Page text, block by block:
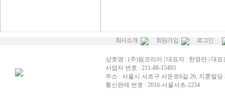
회사소개 회원가입 로그인
상호명 : (주)핌코리아 | 대표자 : 한영만 | 대표
사업자 번호 : 211-88-15493
주소 : 서울시 서초구 서운로6길 26, 지훈빌딩
통신판매 번호 : 2016-서울서초-2234